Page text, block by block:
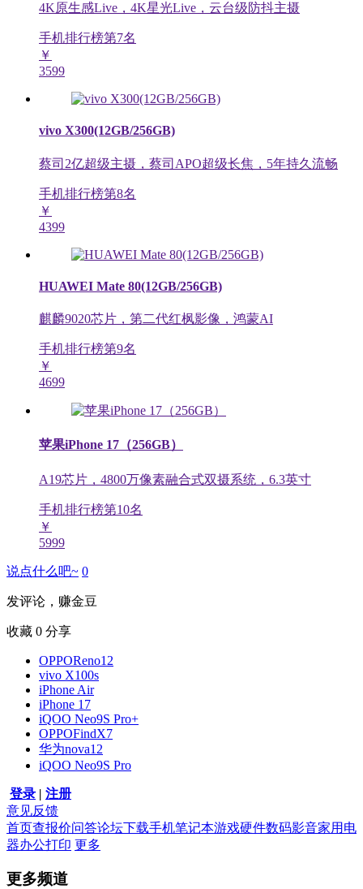
4K原生感Live，4K星光Live，云台级防抖主摄
手机排行榜第7名
￥
3599
vivo X300(12GB/256GB)
蔡司2亿超级主摄，蔡司APO超级长焦，5年持久流畅
手机排行榜第8名
￥
4399
HUAWEI Mate 80(12GB/256GB)
麒麟9020芯片，第二代红枫影像，鸿蒙AI
手机排行榜第9名
￥
4699
苹果iPhone 17（256GB）
A19芯片，4800万像素融合式双摄系统，6.3英寸
手机排行榜第10名
￥
5999
说点什么吧~ 0
发评论，赚金豆
收藏 0 分享
OPPOReno12
vivo X100s
iPhone Air
iPhone 17
iQOO Neo9S Pro+
OPPOFindX7
华为nova12
iQOO Neo9S Pro
登录 | 注册
意见反馈
首页查报价问答论坛下载手机笔记本游戏硬件数码影音家用电
器办公打印 更多
更多频道